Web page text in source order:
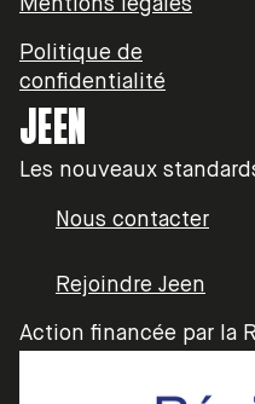
JEEN
Les nouveaux
Nous contacter
Rejoindre Jeen
Action financée par la
Mentions légales
Politique de
confidentialité